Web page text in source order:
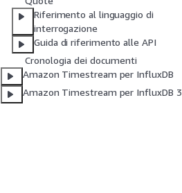
Riferimento al linguaggio di
interrogazione
Guida di riferimento alle API
Cronologia dei documenti
Amazon Timestream per InfluxDB
Amazon Timestream per InfluxDB 3